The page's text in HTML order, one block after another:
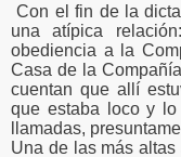
Con el fin de la
una atípica
obediencia a la
Casa de la
cuentan que allí
que estaba loco y
llamadas,
Una de las más